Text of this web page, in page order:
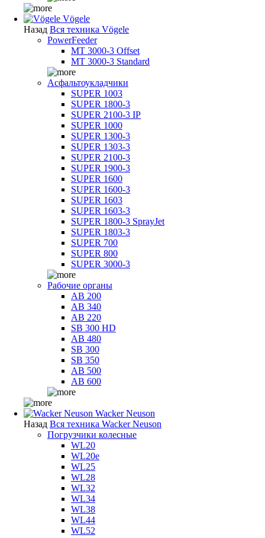
Vögele
Назад Вся техника Vögele
PowerFeeder
MT 3000-3 Offset
MT 3000-3 Standard
Асфальтоукладчики
SUPER 1003
SUPER 1800-3
SUPER 2100-3 IP
SUPER 1000
SUPER 1300-3
SUPER 1303-3
SUPER 2100-3
SUPER 1900-3
SUPER 1600
SUPER 1600-3
SUPER 1603
SUPER 1603-3
SUPER 1800-3 SprayJet
SUPER 1803-3
SUPER 700
SUPER 800
SUPER 3000-3
Рабочие органы
AB 200
AB 340
AB 220
SB 300 HD
AB 480
SB 300
SB 350
AB 500
AB 600
Wacker Neuson
Назад Вся техника Wacker Neuson
Погрузчики колесные
WL20
WL20e
WL25
WL28
WL32
WL34
WL38
WL44
WL52